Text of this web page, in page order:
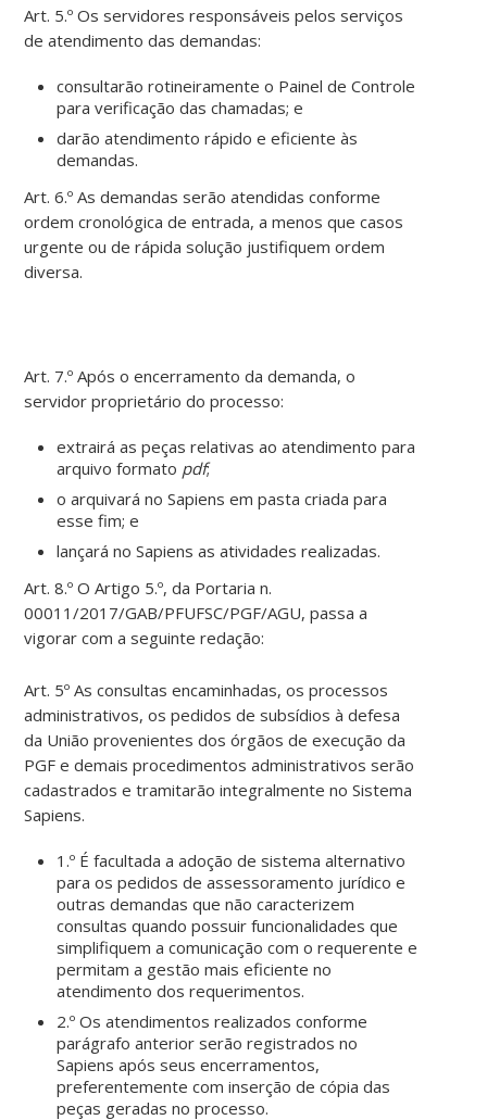
Art. 5.º Os servidores responsáveis pelos serviços
de atendimento das demandas:
consultarão rotineiramente o Painel de Controle
para verificação das chamadas; e
darão atendimento rápido e eficiente às
demandas.
Art. 6.º As demandas serão atendidas conforme
ordem cronológica de entrada, a menos que casos
urgente ou de rápida solução justifiquem ordem
diversa.
Art. 7.º Após o encerramento da demanda, o
servidor proprietário do processo:
extrairá as peças relativas ao atendimento para
arquivo formato pdf;
o arquivará no Sapiens em pasta criada para
esse fim; e
lançará no Sapiens as atividades realizadas.
Art. 8.º O Artigo 5.º, da Portaria n.
00011/2017/GAB/PFUFSC/PGF/AGU, passa a
vigorar com a seguinte redação:
Art. 5º As consultas encaminhadas, os processos
administrativos, os pedidos de subsídios à defesa
da União provenientes dos órgãos de execução da
PGF e demais procedimentos administrativos serão
cadastrados e tramitarão integralmente no Sistema
Sapiens.
1.º É facultada a adoção de sistema alternativo
para os pedidos de assessoramento jurídico e
outras demandas que não caracterizem
consultas quando possuir funcionalidades que
simplifiquem a comunicação com o requerente e
permitam a gestão mais eficiente no
atendimento dos requerimentos.
2.º Os atendimentos realizados conforme
parágrafo anterior serão registrados no
Sapiens após seus encerramentos,
preferentemente com inserção de cópia das
peças geradas no processo.